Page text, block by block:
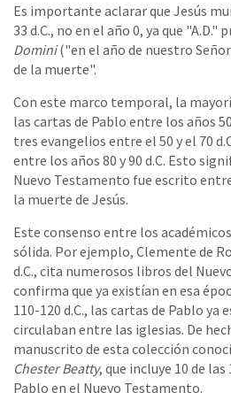
Es importante aclarar que Jesús
33 d.C., no en el año 0, ya que "A.D."
Domini("en el año de nuestro
de la muerte".
Con este marco temporal, la
las cartas de Pablo entre los años
tres evangelios entre el 50 y el 70
entre los años 80 y 90 d.C. Esto
Nuevo Testamento fue escrito entre
la muerte de Jesús.
Este consenso entre los
sólida. Por ejemplo, Clemente de
d.C., cita numerosos libros del
confirma que ya existían en esa
110-120 d.C., las cartas de Pablo ya
circulaban entre las iglesias. De
manuscrito de esta colección
Chester Beatty, que incluye 10 de
Pablo en el Nuevo Testamento.